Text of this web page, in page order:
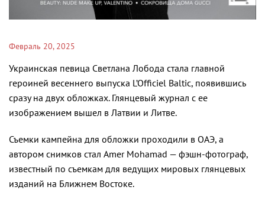
Февраль 20, 2025
Украинская певица Светлана Лобода стала главной
героиней весеннего выпуска L’Officiel Baltic, появившись
сразу на двух обложках. Глянцевый журнал с ее
изображением вышел в Латвии и Литве.
Съемки кампейна для обложки проходили в ОАЭ, а
автором снимков стал Amer Mohamad — фэшн-фотограф,
известный по съемкам для ведущих мировых глянцевых
изданий на Ближнем Востоке.